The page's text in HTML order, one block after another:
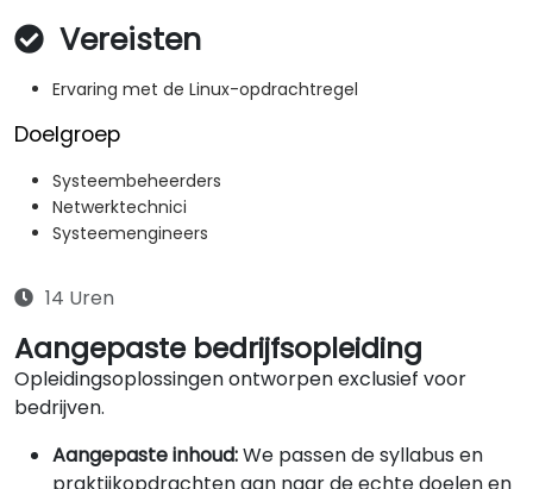
Vereisten
Ervaring met de Linux-opdrachtregel
Doelgroep
Systeembeheerders
Netwerktechnici
Systeemengineers
14 Uren
Aangepaste bedrijfsopleiding
Opleidingsoplossingen ontworpen exclusief voor
bedrijven.
Aangepaste inhoud:We passen de syllabus en